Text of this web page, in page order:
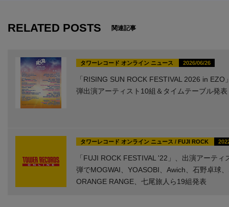
RELATED POSTS 関連記事
タワーレコード オンライン ニュース 2026/06/26
「RISING SUN ROCK FESTIVAL 2026 in EZO
弾出演アーティスト10組＆タイムテーブル発表
タワーレコード オンライン ニュース / FUJI ROCK
「FUJI ROCK FESTIVAL '22」、出演アーティ
弾でMOGWAI、YOASOBI、Awich、石野卓球
ORANGE RANGE、七尾旅人ら19組発表